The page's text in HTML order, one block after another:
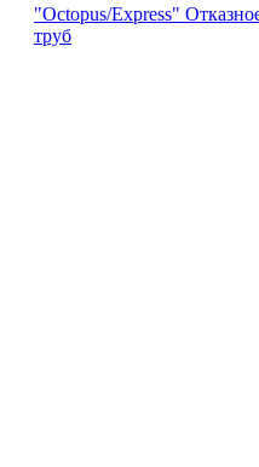
"Octopus/Express"
труб